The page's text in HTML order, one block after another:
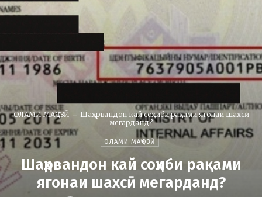
ОЛАМИ МАҶОЗӢ
Шаҳрвандон кай соҳиби рақами ягонаи шахсӣ
мегарданд?
ОЛАМИ МАҶОЗӢ
Шаҳрвандон кай соҳиби рақами
ягонаи шахсӣ мегарданд?